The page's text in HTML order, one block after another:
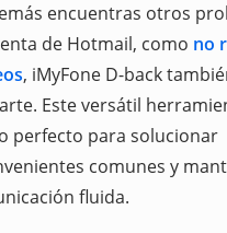
encuentras otros
de Hotmail, como no
, iMyFone D-back
Este versátil
perfecto para solucionar
comunes y
fluida.